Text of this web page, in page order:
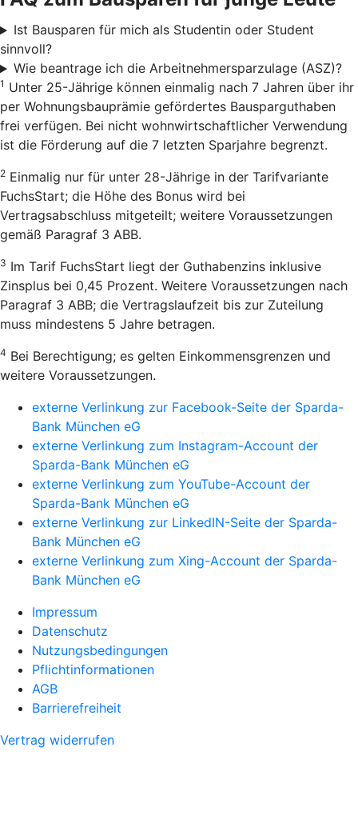
Ist Bausparen für mich als Studentin oder Student
sinnvoll?
Wie beantrage ich die Arbeitnehmersparzulage (ASZ)?
1 Unter 25-Jährige können einmalig nach 7 Jahren über ihr
per Wohnungsbauprämie gefördertes Bausparguthaben
frei verfügen. Bei nicht wohnwirtschaftlicher Verwendung
ist die Förderung auf die 7 letzten Sparjahre begrenzt.
2 Einmalig nur für unter 28-Jährige in der Tarifvariante
FuchsStart; die Höhe des Bonus wird bei
Vertragsabschluss mitgeteilt; weitere Voraussetzungen
gemäß Paragraf 3 ABB.
3 Im Tarif FuchsStart liegt der Guthabenzins inklusive
Zinsplus bei 0,45 Prozent. Weitere Voraussetzungen nach
Paragraf 3 ABB; die Vertragslaufzeit bis zur Zuteilung
muss mindestens 5 Jahre betragen.
4 Bei Berechtigung; es gelten Einkommensgrenzen und
weitere Voraussetzungen.
externe Verlinkung zur Facebook-Seite der Sparda-
Bank München eG
externe Verlinkung zum Instagram-Account der
Sparda-Bank München eG
externe Verlinkung zum YouTube-Account der
Sparda-Bank München eG
externe Verlinkung zur LinkedIN-Seite der Sparda-
Bank München eG
externe Verlinkung zum Xing-Account der Sparda-
Bank München eG
Impressum
Datenschutz
Nutzungsbedingungen
Pflichtinformationen
AGB
Barrierefreiheit
Vertrag widerrufen